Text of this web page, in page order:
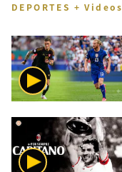
DEPORTES + Videos